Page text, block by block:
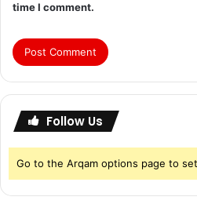
time I comment.
Follow Us
Go to the Arqam options page to